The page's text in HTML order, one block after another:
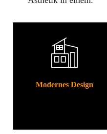
Modernes Design